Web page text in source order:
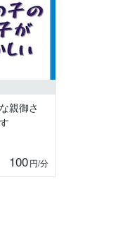
親御さ
100円/分